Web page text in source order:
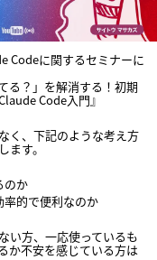
Codeに関するセミナーに
る？」を解消する！初期
Code入門』
く、下記のような考え方
ます。
のか
率的で便利なのか
い方、一応使っているも
か不安を感じている方は